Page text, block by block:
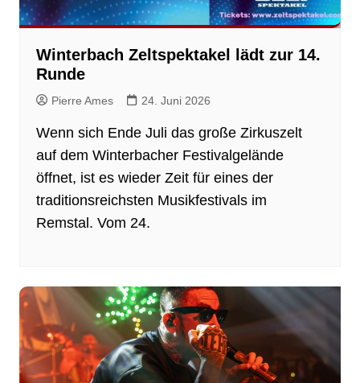
Winterbach Zeltspektakel lädt zur 14.
Runde
Pierre Ames 24. Juni 2026
Wenn sich Ende Juli das große Zirkuszelt
auf dem Winterbacher Festivalgelände
öffnet, ist es wieder Zeit für eines der
traditionsreichsten Musikfestivals im
Remstal. Vom 24.